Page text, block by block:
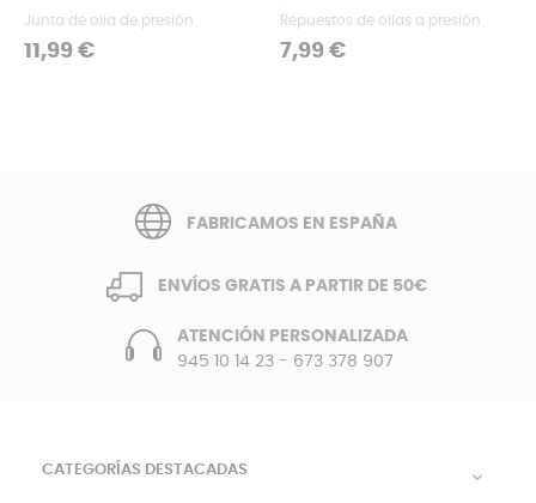
Junta de olla de presión
Precio
11,99 €
Repuestos de ollas a presión
Precio
7,99 €
FABRICAMOS EN ESPAÑA
ENVÍOS GRATIS A PARTIR DE 50€
ATENCIÓN PERSONALIZADA
945 10 14 23- 673 378 907
CATEGORÍAS DESTACADAS 